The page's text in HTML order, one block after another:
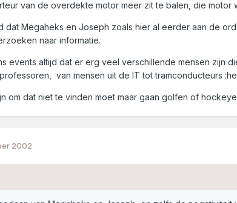
van de overdekte motor meer zit te balen, die
dat Megaheks en Joseph zoals hier al eerder aan de
naar informatie.
events altijd dat er erg veel verschillende mensen zijn
van mensen uit de IT tot tramconducteurs
om dat niet te vinden moet maar gaan golfen of
2002